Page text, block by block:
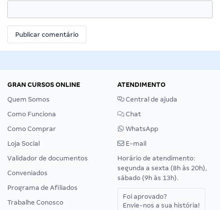
GRAN CURSOS ONLINE
Quem Somos
Como Funciona
Como Comprar
Loja Social
Validador de documentos
Conveniados
Programa de Afiliados
Trabalhe Conosco
ATENDIMENTO
Central de ajuda
Chat
WhatsApp
E-mail
Horário de atendimento:
segunda a sexta (8h às 20h),
sábado (9h às 13h).
Foi aprovado?
Envie-nos a sua história!